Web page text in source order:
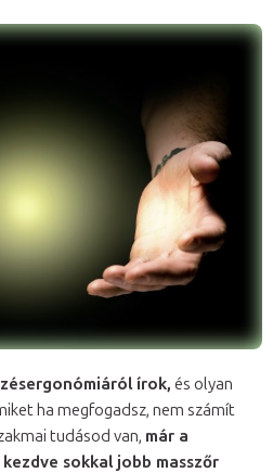
írok, és olyan
ha megfogadsz, nem számít
tudásod van, már a
sokkal jobb masszőr